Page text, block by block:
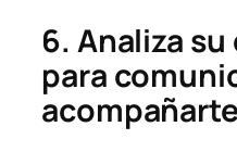
6. Analiza
para
acompañarte